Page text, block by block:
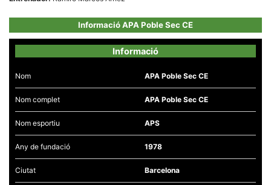
Informació APA Poble Sec CE
Informació
Nom APA Poble Sec CE
Nom complet APA Poble Sec CE
Nom esportiu APS
Any de fundació 1978
Ciutat Barcelona
Necessàries
cookies no
són
necessàries
per al
funcionament